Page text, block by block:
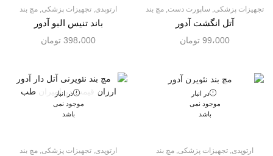
تجهیزات پزشکی, ساپورت دست, مچ بند
آتل انگشت آدور
99،000 تومان
ارتوپدی, تجهیزات پزشکی, مچ بند
باند تنیس البو آدور
398،000 تومان
در انبار
موجود نمی
باشد
ارتوپدی, تجهیزات پزشکی, مچ بند
در انبار
موجود نمی
باشد
ارتوپدی, تجهیزات پزشکی, مچ بند